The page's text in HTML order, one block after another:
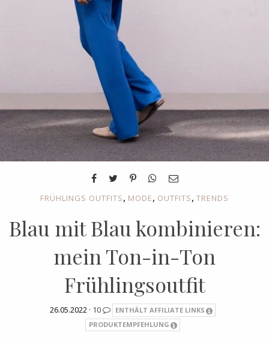
FRÜHLINGS OUTFITS, MODE, OUTFITS, TRENDS
Blau mit Blau kombinieren:
mein Ton-in-Ton
Frühlingsoutfit
26.05.2022 · 10
ENTHÄLT AFFILIATE LINKS
PRODUKTEMPFEHLUNG